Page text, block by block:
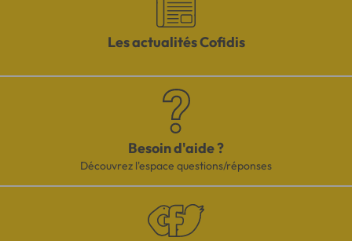
Les actualités Cofidis
Besoin d'aide ?
Découvrez l'espace questions/réponses